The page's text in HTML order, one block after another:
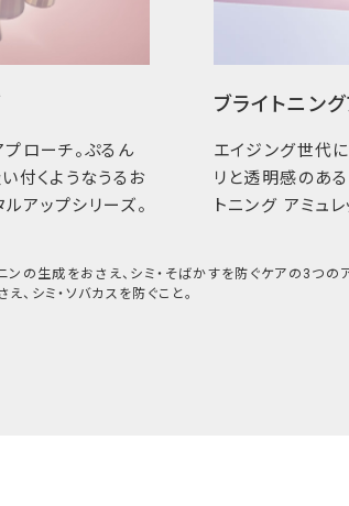
ローチ。ぷるん
付くようなうるお
アップシリーズ。
ブライトニン
エイジング世代
リと透明感のあ
トニング アミュレ
ンの生成をおさえ、シミ・そばかすを防ぐケアの3つの
、シミ・ソバカスを防ぐこと。